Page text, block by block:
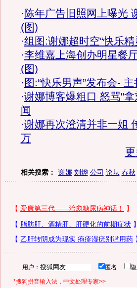
·陈年广告旧照网上曝光
(图)
·组图:谢娜超时空“快乐
·李维嘉上海创办明星餐
(图)
· 图:“快乐男声”发布会-
·谢娜博客爆粗口 怒骂"
闻
·谢娜再次澄清并非一姐
万
相关搜索： 谢娜 刘烨 公司 论坛 春秋
用户： 匿名
*搜狗拼音输入法，中文处理专家>>